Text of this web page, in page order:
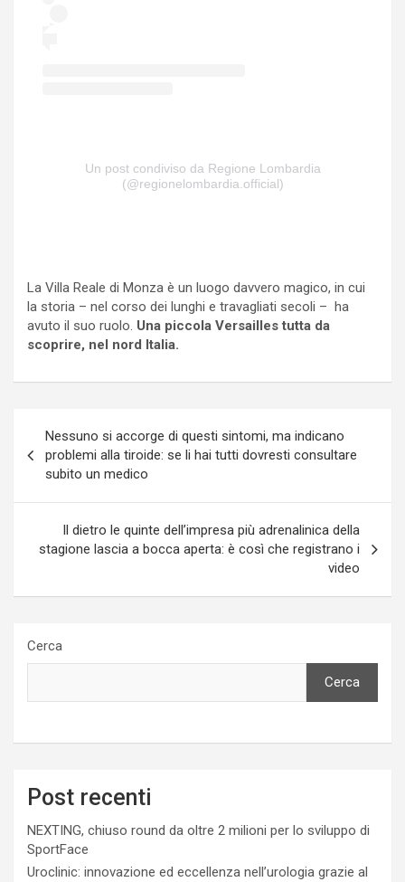
Un post condiviso da Regione Lombardia
(@regionelombardia.official)
La Villa Reale di Monza è un luogo davvero magico, in cui
la storia – nel corso dei lunghi e travagliati secoli – ha
avuto il suo ruolo. Una piccola Versailles tutta da
scoprire, nel nord Italia.
articoli
Nessuno si accorge di questi sintomi, ma indicano
problemi alla tiroide: se li hai tutti dovresti consultare
subito un medico
Il dietro le quinte dell’impresa più adrenalinica della
stagione lascia a bocca aperta: è così che registrano i
video
Cerca
Cerca
Post recenti
NEXTING, chiuso round da oltre 2 milioni per lo sviluppo di
SportFace
Uroclinic: innovazione ed eccellenza nell’urologia grazie al